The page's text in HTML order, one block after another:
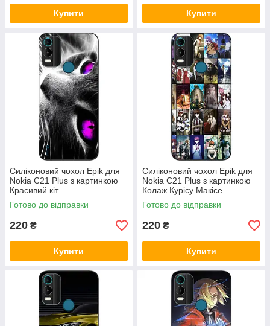
Купити Купити
Силіконовий чохол Epik для
Nokia C21 Plus з картинкою
Красивий кіт
Готово до відправки
220 ₴
Купити
Силіконовий чохол Epik для
Nokia C21 Plus з картинкою
Колаж Курісу Макісе
Готово до відправки
220 ₴
Купити